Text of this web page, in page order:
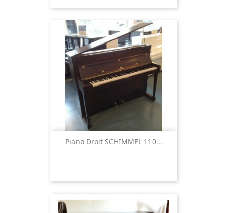
Piano Droit SCHIMMEL 110...